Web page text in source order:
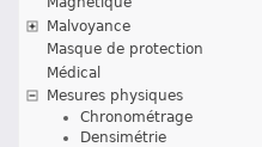
Malvoyance
Masque de protection
Médical
Mesures physiques
Chronométrage
Densimétrie